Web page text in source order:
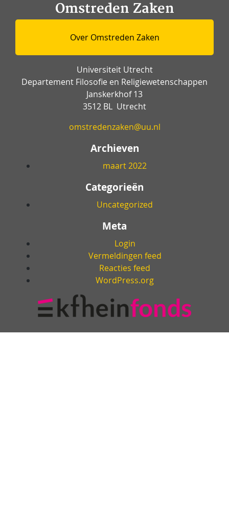
Omstreden Zaken
Over Omstreden Zaken
Universiteit Utrecht
Departement Filosofie en Religiewetenschappen
Janskerkhof 13
3512 BL Utrecht
omstredenzaken@uu.nl
Archieven
maart 2022
Categorieën
Uncategorized
Meta
Login
Vermeldingen feed
Reacties feed
WordPress.org